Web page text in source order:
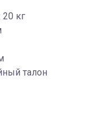
20 кг
талон